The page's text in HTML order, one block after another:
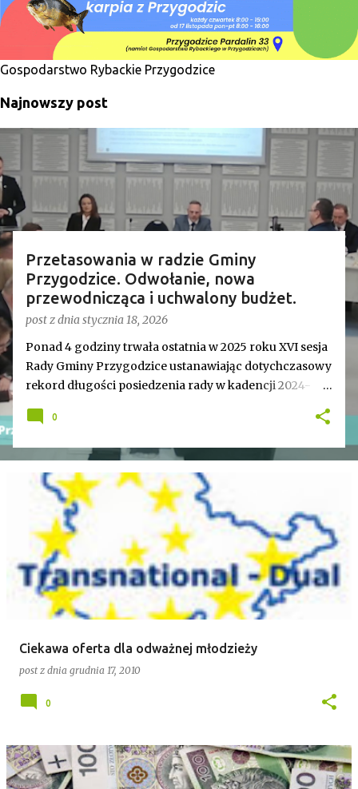
s
y
Gospodarstwo Rybackie Przygodzice
Najnowszy post
Przetasowania w radzie Gminy
Przygodzice. Odwołanie, nowa
przewodnicząca i uchwalony budżet.
post z dniastycznia 18, 2026
Ponad 4 godziny trwała ostatnia w 2025 roku XVI sesja
Rady Gminy Przygodzice ustanawiając dotychczasowy
rekord długości posiedzenia rady w kadencji 2024-
„ZMIANA”. Jednym z pierwszych punktów był bowiem
Wnuk finalnie stracił stanowisko, a nową
przewodniczącą została Joanna Jabłecka -
dotychczasowa wiceprzewodnicząca.
0
Ciekawa oferta dla odważnej młodzieży
post z dnia grudnia 17, 2010
0